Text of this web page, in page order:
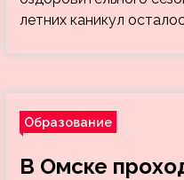
летних каникул
Образование
В Омске